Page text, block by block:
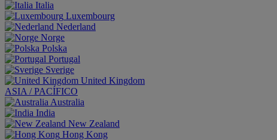
Italia
Luxembourg
Nederland
Norge
Polska
Portugal
Sverige
United Kingdom
ASIA / PACÍFICO
Australia
India
New Zealand
Hong Kong